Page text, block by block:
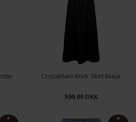
CostaMani Brick Skirt Black
599,00 DKK